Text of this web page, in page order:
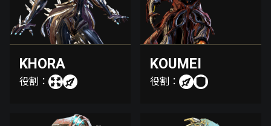
KHORA
役割：
KOUMEI
役割：